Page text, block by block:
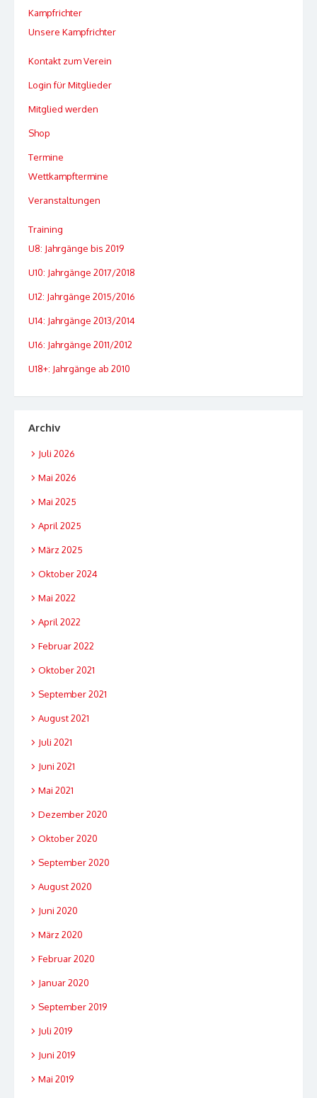
Kampfrichter
Unsere Kampfrichter
Kontakt zum Verein
Login für Mitglieder
Mitglied werden
Shop
Termine
Wettkampftermine
Veranstaltungen
Training
U8: Jahrgänge bis 2019
U10: Jahrgänge 2017/2018
U12: Jahrgänge 2015/2016
U14: Jahrgänge 2013/2014
U16: Jahrgänge 2011/2012
U18+: Jahrgänge ab 2010
Archiv
Juli 2026
Mai 2026
Mai 2025
April 2025
März 2025
Oktober 2024
Mai 2022
April 2022
Februar 2022
Oktober 2021
September 2021
August 2021
Juli 2021
Juni 2021
Mai 2021
Dezember 2020
Oktober 2020
September 2020
August 2020
Juni 2020
März 2020
Februar 2020
Januar 2020
September 2019
Juli 2019
Juni 2019
Mai 2019